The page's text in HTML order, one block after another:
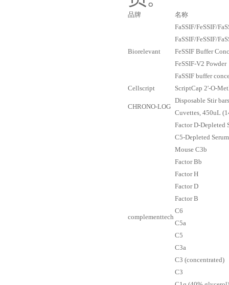
品牌 名称
Biorelevant
FaSSIF/FeSSIF/
FaSSIF/FeSSIF/
FeSSIF Buffer
FeSSIF-V2 Powder
FaSSIF buffer
Cellscript
ScriptCap 2'-O-
CHRONO-LOG
Disposable Stir
Cuvettes, 450uL
complementtech
Factor D-Depleted
C5-Depleted Serum
Mouse C3b
Factor Bb
Factor H
Factor D
Factor B
C6
C5a
C5
C3a
C3 (concentrated)
C3